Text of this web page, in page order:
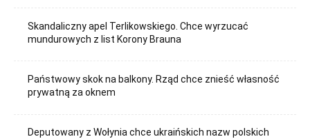
Skandaliczny apel Terlikowskiego. Chce wyrzucać
mundurowych z list Korony Brauna
Państwowy skok na balkony. Rząd chce znieść własność
prywatną za oknem
Deputowany z Wołynia chce ukraińskich nazw polskich